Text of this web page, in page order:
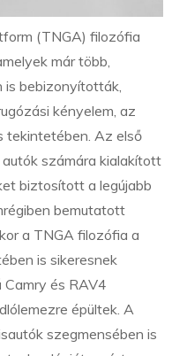
(TNGA) filozófia
már több,
is bebizonyították,
kényelem, az
tekintetében. Az első
számára kialakított
biztosított a legújabb
bemutatott
a TNGA filozófia a
is sikeresnek
Camry és RAV4
épültek. A
szegmensében is